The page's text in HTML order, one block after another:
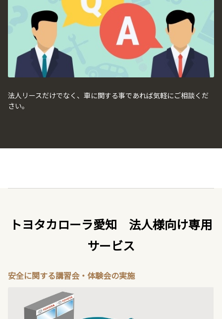
法人リースだけでなく、車に関する事であれば気軽にご相談くだ
さい。
トヨタカローラ愛知 法人様向け専用
サービス
安全に関する講習会・体験会の実施